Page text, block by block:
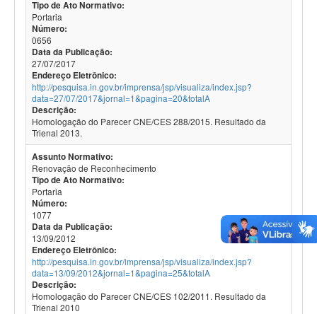
Tipo de Ato Normativo:
Portaria
Número:
0656
Data da Publicação:
27/07/2017
Endereço Eletrônico:
http://pesquisa.in.gov.br/imprensa/jsp/visualiza/index.jsp?
data=27/07/2017&jornal=1&pagina=20&totalA
Descrição:
Homologação do Parecer CNE/CES 288/2015. Resultado da
Trienal 2013.
Assunto Normativo:
Renovação de Reconhecimento
Tipo de Ato Normativo:
Portaria
Número:
1077
Data da Publicação:
13/09/2012
Endereço Eletrônico:
http://pesquisa.in.gov.br/imprensa/jsp/visualiza/index.jsp?
data=13/09/2012&jornal=1&pagina=25&totalA
Descrição:
Homologação do Parecer CNE/CES 102/2011. Resultado da
Trienal 2010